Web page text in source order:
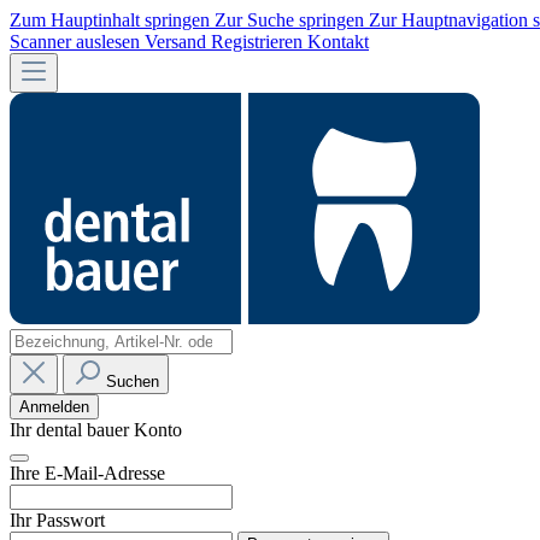
Zum Hauptinhalt springen Zur Suche springen Zur Hauptnavigation
Scanner auslesen Versand Registrieren Kontakt
Suchen
Anmelden
Ihr dental bauer Konto
Ihre E-Mail-Adresse
Ihr Passwort